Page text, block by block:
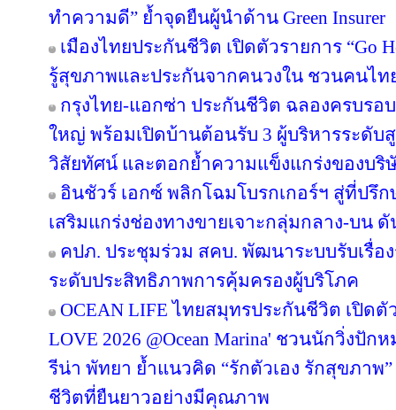
ทำความดี” ย้ำจุดยืนผู้นำด้าน Green Insurer
เมืองไทยประกันชีวิต เปิดตัวรายการ “Go
รู้สุขภาพและประกันจากคนวงใน ชวนคนไ
กรุงไทย-แอกซ่า ประกันชีวิต ฉลองครบรอบ
ใหญ่ พร้อมเปิดบ้านต้อนรับ 3 ผู้บริหารระดับ
วิสัยทัศน์ และตอกย้ำความแข็งแกร่งของบริ
อินชัวร์ เอกซ์ พลิกโฉมโบรกเกอร์ฯ สู่ที่ป
เสริมแกร่งช่องทางขายเจาะกลุ่มกลาง-บน
คปภ. ประชุมร่วม สคบ. พัฒนาระบบรับเรื่อ
ระดับประสิทธิภาพการคุ้มครองผู้บริโภค
OCEAN LIFE ไทยสมุทรประกันชีวิต เปิดตั
LOVE 2026 @Ocean Marina' ชวนนักวิ่งปั
รีน่า พัทยา ย้ำแนวคิด “รักตัวเอง รักสุขภาพ
ชีวิตที่ยืนยาวอย่างมีคุณภาพ